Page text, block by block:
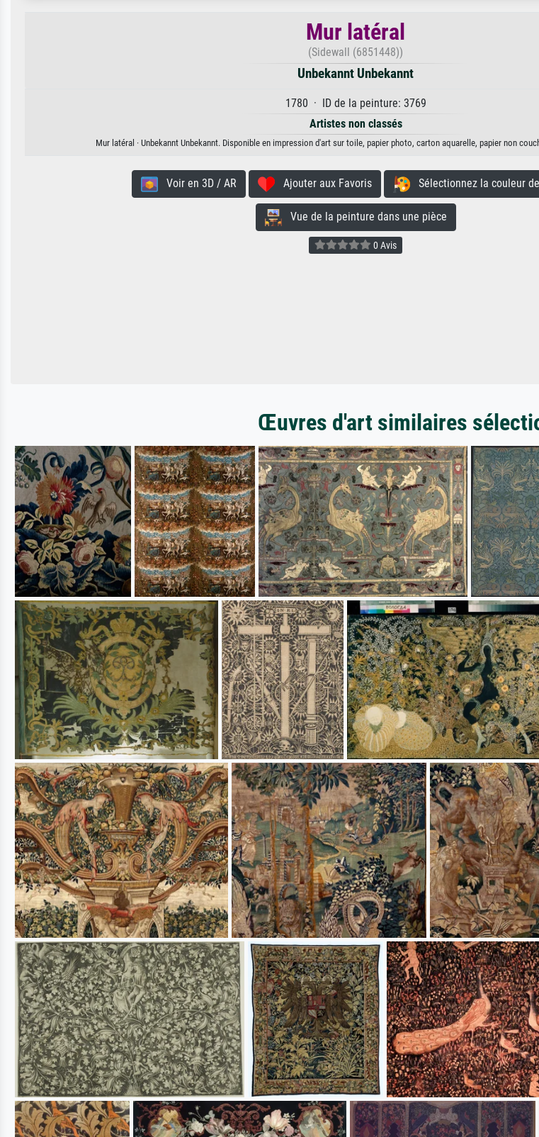
Mur latéral
(Sidewall (6851448))
Unbekannt Unbekannt
1780 · ID de la peinture: 3769
Artistes non classés
Mur latéral · Unbekannt Unbekannt. Disponible en impression d'art sur toile, papier photo, carton aquarelle, papier non
Voir en 3D / AR Ajouter aux Favoris Sélectionnez la couleur
Vue de la peinture dans une pièce
0 Avis
Œuvres d'art similaires